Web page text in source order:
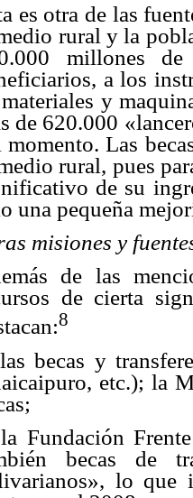
es otra de las
rural y la
millones
a los
y
de 620.000
momento. Las
rural, pues
de su
una pequeña
misiones y
de las
de cierta
8
becas y
etc.); la
Fundación
becas de
lo que